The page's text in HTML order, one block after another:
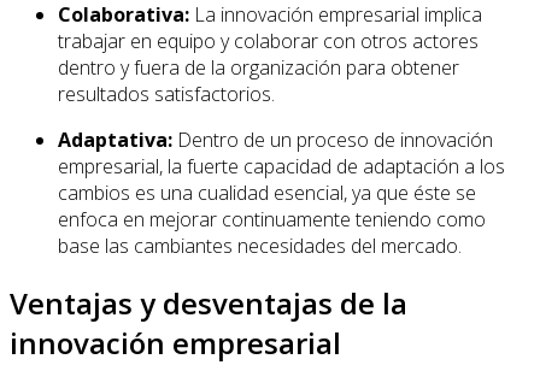
Colaborativa: La innovación empresarial implica
trabajar en equipo y colaborar con otros actores
dentro y fuera de la organización para obtener
resultados satisfactorios.
Adaptativa: Dentro de un proceso de innovación
empresarial, la fuerte capacidad de adaptación a los
cambios es una cualidad esencial, ya que éste se
enfoca en mejorar continuamente teniendo como
base las cambiantes necesidades del mercado.
Ventajas y desventajas de la
innovación empresarial